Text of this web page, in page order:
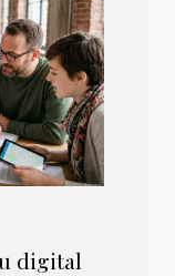
digital